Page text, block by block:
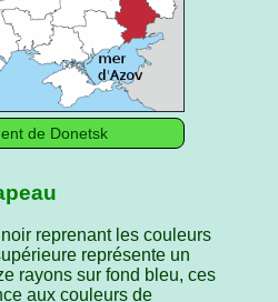
de Donetsk
reprenant les couleurs
représente un
rayons sur fond bleu, ces
aux couleurs de